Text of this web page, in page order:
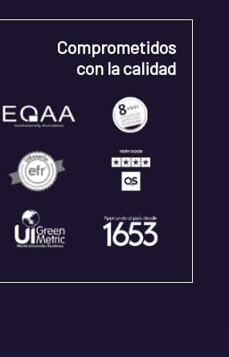
Comprometidos
con la calidad